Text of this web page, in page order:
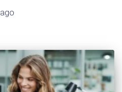
ago